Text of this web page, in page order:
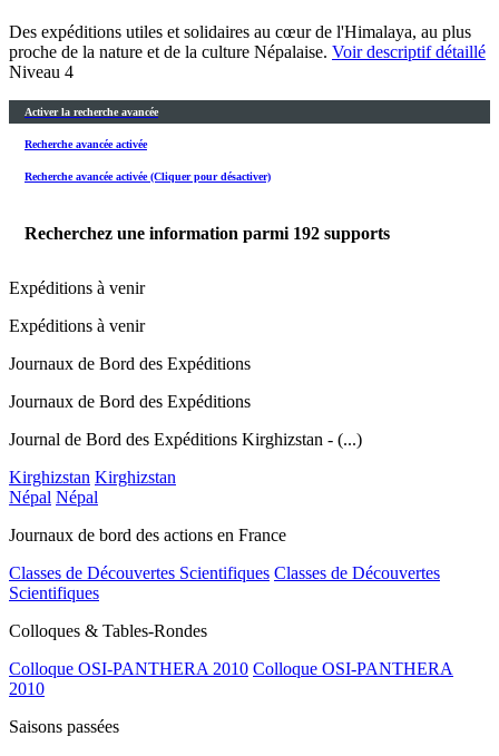
Des expéditions utiles et solidaires au cœur de l'Himalaya, au plus
proche de la nature et de la culture Népalaise. Voir descriptif détaillé
Niveau 4
Activer la recherche avancée
Recherche avancée activée
Recherche avancée activée (Cliquer pour désactiver)
Recherchez une information parmi 192 supports
Expéditions à venir
Expéditions à venir
Journaux de Bord des Expéditions
Journaux de Bord des Expéditions
Journal de Bord des Expéditions Kirghizstan - (...)
Kirghizstan Kirghizstan
Népal Népal
Journaux de bord des actions en France
Classes de Découvertes Scientifiques Classes de Découvertes
Scientifiques
Colloques & Tables-Rondes
Colloque OSI-PANTHERA 2010 Colloque OSI-PANTHERA
2010
Saisons passées